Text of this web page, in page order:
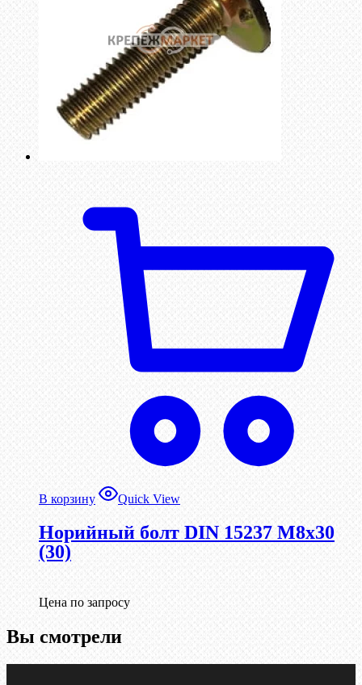
В корзину Quick View
Норийный болт DIN 15237 М8х30
(30)
Цена по запросу
Вы смотрели